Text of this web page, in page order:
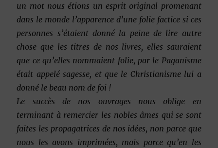
un mot nous étions un esprit original promenant
dans le monde l’apparence d’une folie factice si ces
personnes s’étaient donné la peine de lire autre
chose que les titres de nos livres, elles sauraient
que ce qu’elles nommaient folie, par le Paganisme
était appelé sagesse, et que le Christianisme lui a
donné le beau nom de foi !
Le succès de nos ouvrages nous oblige en
terminant à remercier les nobles âmes qui se sont
faites les propagatrices de nos idées, non parce que
nous les avons imprimées, mais parce qu’en les